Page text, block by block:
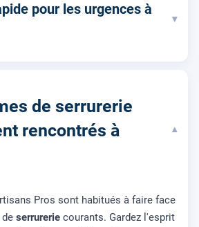
pour les urgences à
▾
de serrurerie
rencontrés à
▾
Pros sont habitués à faire face
serrurerie courants. Gardez l'esprit